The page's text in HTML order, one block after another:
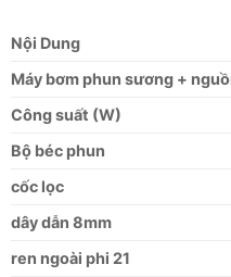
Nội Dung
Máy bơm phun sương +
Công suất (W)
Bộ béc phun
cốc lọc
dây dẫn 8mm
ren ngoài phi 21